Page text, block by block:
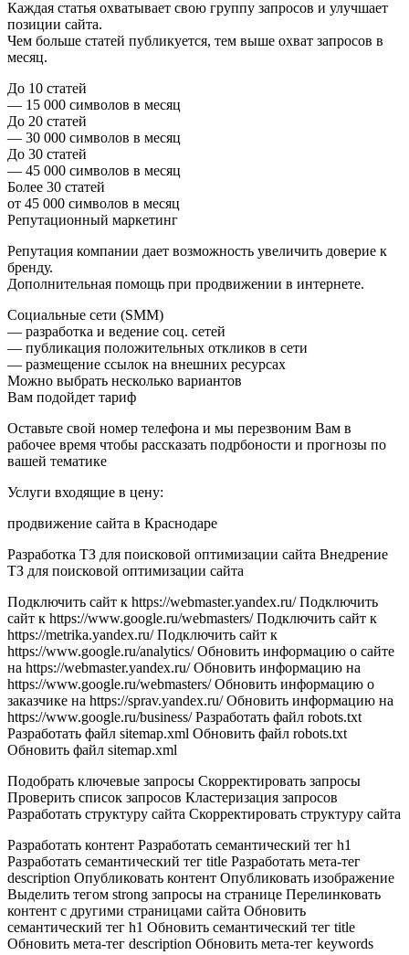
Каждая статья охватывает свою группу запросов и улучшает
позиции сайта.
Чем больше статей публикуется, тем выше охват запросов в
месяц.
До 10 статей
— 15 000 символов в месяц
До 20 статей
— 30 000 символов в месяц
До 30 статей
— 45 000 символов в месяц
Более 30 статей
от 45 000 символов в месяц
Репутационный маркетинг
Репутация компании дает возможность увеличить доверие к
бренду.
Дополнительная помощь при продвижении в интернете.
Социальные сети (SMM)
— разработка и ведение соц. сетей
— публикация положительных откликов в сети
— размещение ссылок на внешних ресурсах
Можно выбрать несколько вариантов
Вам подойдет тариф
Оставьте свой номер телефона и мы перезвоним Вам в
рабочее время чтобы рассказать подрбоности и прогнозы по
вашей тематике
Услуги входящие в цену:
продвижение сайта в Краснодаре
Разработка ТЗ для поисковой оптимизации сайта Внедрение
ТЗ для поисковой оптимизации сайта
Подключить сайт к https://webmaster.yandex.ru/ Подключить
сайт к https://www.google.ru/webmasters/ Подключить сайт к
https://metrika.yandex.ru/ Подключить сайт к
https://www.google.ru/analytics/ Обновить информацию о сайте
на https://webmaster.yandex.ru/ Обновить информацию на
https://www.google.ru/webmasters/ Обновить информацию о
заказчике на https://sprav.yandex.ru/ Обновить информацию на
https://www.google.ru/business/ Разработать файл robots.txt
Разработать файл sitemap.xml Обновить файл robots.txt
Обновить файл sitemap.xml
Подобрать ключевые запросы Скорректировать запросы
Проверить список запросов Кластеризация запросов
Разработать структуру сайта Скорректировать структуру сайта
Разработать контент Разработать семантический тег h1
Разработать семантический тег title Разработать мета-тег
description Опубликовать контент Опубликовать изображение
Выделить тегом strong запросы на странице Перелинковать
контент с другими страницами сайта Обновить
семантический тег h1 Обновить семантический тег title
Обновить мета-тег description Обновить мета-тег keywords